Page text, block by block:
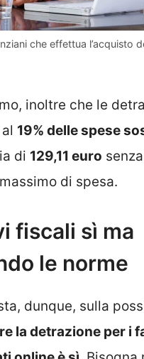
che effettua l’acquisto
inoltre che le
19% delle spese
di 129,11 euro
di spesa.
fiscali sì ma
le norme
dunque, sulla
la detrazione per i